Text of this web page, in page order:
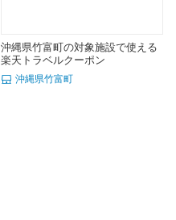
沖縄県竹富町の対象施設で使える
楽天トラベルクーポン
沖縄県竹富町